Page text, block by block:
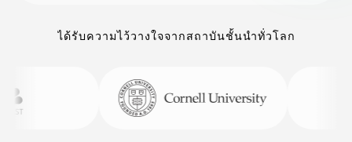
ได้รับความไว้วางใจจากสถาบันชั้นนำทั่วโลก